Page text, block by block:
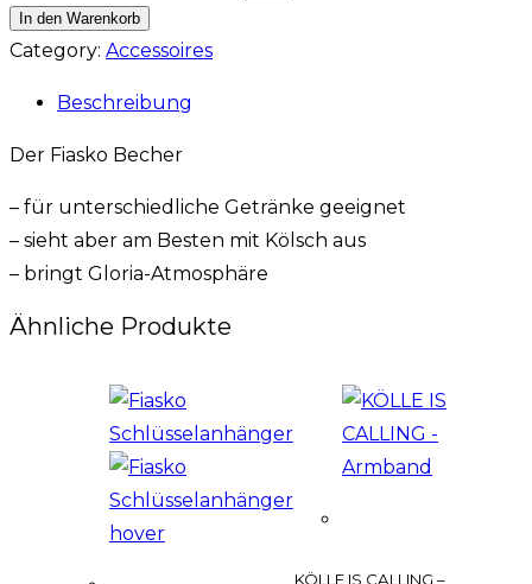
In den Warenkorb
Category: Accessoires
Beschreibung
Der Fiasko Becher
– für unterschiedliche Getränke geeignet
– sieht aber am Besten mit Kölsch aus
– bringt Gloria-Atmosphäre
Ähnliche Produkte
KÖLLE IS CALLING –